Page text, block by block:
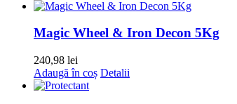
Magic Wheel & Iron Decon 5Kg
240,98 lei
Adaugă în coș Detalii